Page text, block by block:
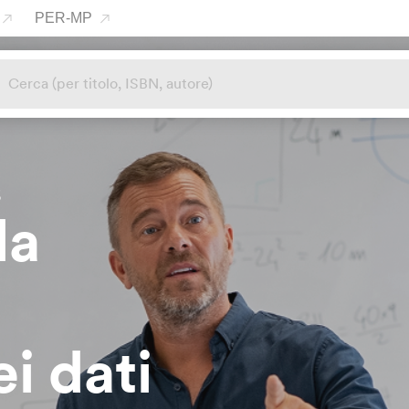
PER-MP
dati